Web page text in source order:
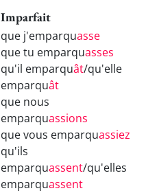
Imparfait
que j'emparquasse
que tu emparquasses
qu'il emparquât/qu'elle
emparquât
que nous
emparquassions
que vous emparquassiez
qu'ils
emparquassent/qu'elles
emparquassent